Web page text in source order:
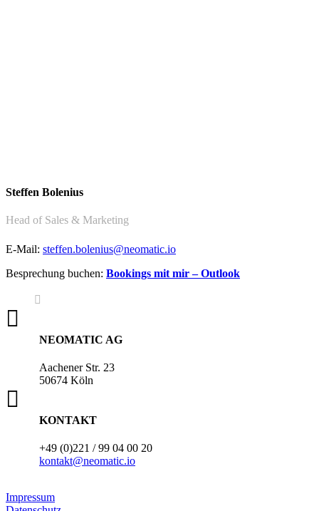
Steffen Bolenius
Head of Sales & Marketing
E-Mail: steffen.bolenius@neomatic.io
Besprechung buchen: Bookings mit mir – Outlook

NEOMATIC AG
Aachener Str. 23
50674 Köln

KONTAKT
+49 (0)221 / 99 04 00 20
kontakt@neomatic.io
Impressum